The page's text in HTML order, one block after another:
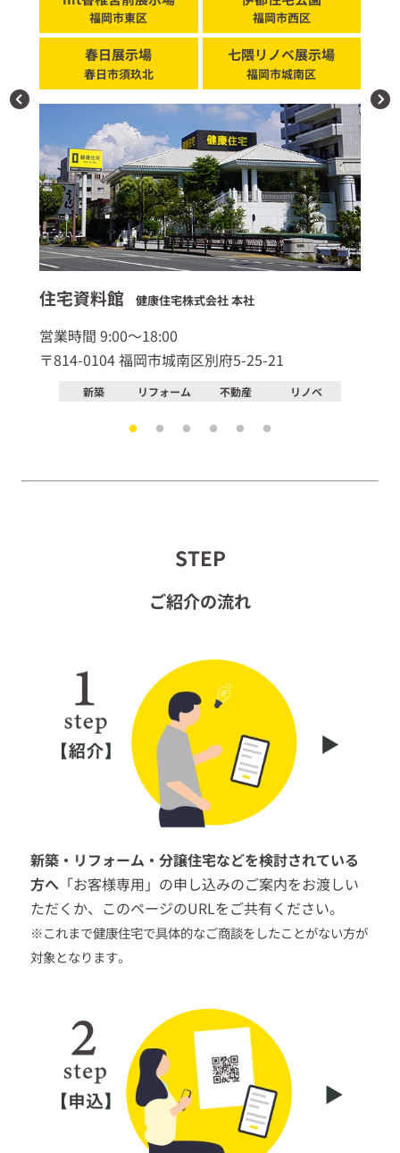
福岡市東区 福岡市西区
春日展示場
春日市須玖北
七隈リノベ展示場
福岡市城南区
住宅資料館 健康住宅株式会社 本社
営業時間 9:00～18:00
〒814-0104 福岡市城南区別府5-25-21
新築 リフォーム 不動産 リノベ
STEP
ご紹介の流れ
新築・リフォーム・分譲住宅などを検討されている
方へ 「お客様専用」の申し込みのご案内をお渡しい
ただくか、このページのURLをご共有ください。
※これまで健康住宅で具体的なご商談をしたことがない方が
対象となります。